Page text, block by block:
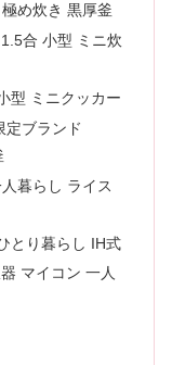
め炊き 黒厚釜
合 小型 ミニ炊
型 ミニクッカー
定ブランド
暮らし ライス
とり暮らし IH式
マイコン 一人